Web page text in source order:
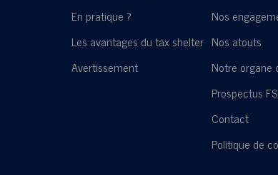
En pratique ?
Les avantages du tax shelter
Avertissement
Nos
Nos atouts
Notre organe
Prospectus
Contact
Politique de